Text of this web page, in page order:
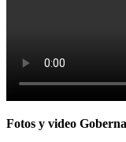
Fotos y video